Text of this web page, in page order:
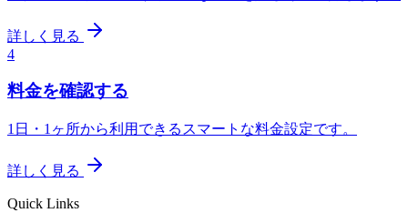
詳しく見る
4
料金を確認する
1日・1ヶ所から利用できるスマートな料金設定です。
詳しく見る
Quick Links